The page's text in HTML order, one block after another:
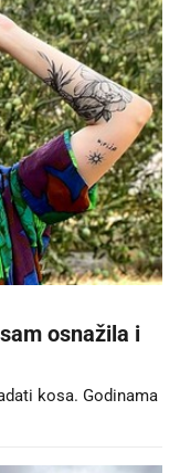
osnažila i
kosa. Godinama